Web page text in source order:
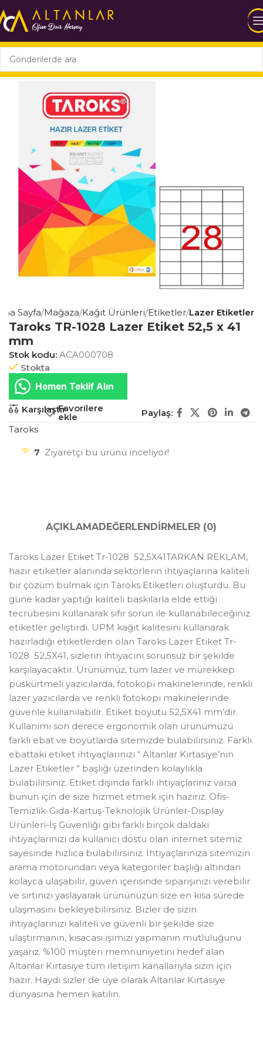
Sayfa Mağaza Kağıt Ürünleri Etiketler Lazer Etiketler
Taroks TR-1028 Lazer Etiket 52,5 x 41
mm
Stok kodu: ACA000708
Stokta
Hemen Teklif Alın
KarşılaştırFavorilere
ekle
Paylaş:
Taroks
7 Ziyaretçi bu ürünü inceliyor!
AÇIKLAMADEĞERLENDIRMELER (0)
Taroks Lazer Etiket Tr-1028 52,5X41TARKAN REKLAM,
hazır etiketler alanında sektörlerin ihtiyaçlarına kaliteli
bir çözüm bulmak için Taroks Etiketleri oluşturdu. Bu
güne kadar yaptığı kaliteli baskılarla elde ettiği
tecrübesini kullanarak sıfır sorun ile kullanabileceğiniz
etiketler geliştirdi. UPM kağıt kalitesini kullanarak
hazırladığı etiketlerden olan Taroks Lazer Etiket Tr-
1028 52,5X41, sizlerin ihtiyacını sorunsuz bir şekilde
karşılayacaktır. Ürünümüz, tüm lazer ve mürekkep
püskürtmeli yazıcılarda, fotokopi makinelerinde, renkli
lazer yazıcılarda ve renkli fotokopi makinelerinde
güvenle kullanılabilir. Etiket boyutu 52,5X41 mm’dir.
Kullanımı son derece ergonomik olan ürünümüzü
farklı ebat ve boyutlarda sitemizde bulabilirsiniz. Farklı
ebattaki etiket ihtiyaçlarınızı “ Altanlar Kırtasiye’nin
Lazer Etiketler ” başlığı üzerinden kolaylıkla
bulabilirsiniz. Etiket dışında farklı ihtiyaçlarınız varsa
bunun için de size hizmet etmek için hazırız. Ofis-
Temizlik-Gıda-Kartuş-Teknolojik Ürünler-Display
Ürünleri-İş Güvenliği gibi farklı birçok daldaki
ihtiyaçlarınızı da kullanıcı dostu olan internet sitemiz
sayesinde hızlıca bulabilirsiniz. İhtiyaçlarınıza sitemizin
arama motorundan veya kategoriler başlığı altından
kolayca ulaşabilir, güven içerisinde siparişinizi verebilir
ve sırtınızı yaslayarak ürününüzün size en kısa sürede
ulaşmasını bekleyebilirsiniz. Bizler de sizin
ihtiyaçlarınızı kaliteli ve güvenli bir şekilde size
ulaştırmanın, kısacası işimizi yapmanın mutluluğunu
yaşarız. %100 müşteri memnuniyetini hedef alan
Altanlar Kırtasiye tüm iletişim kanallarıyla sizin için
hazır. Haydi sizler de üye olarak Altanlar Kırtasiye
dünyasına hemen katılın.